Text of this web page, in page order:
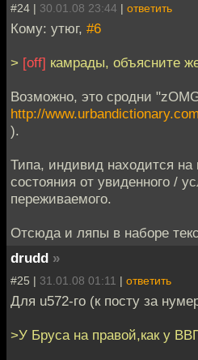
#24 | 30.01.08 23:44 | ответить
Кому: утюг, #6
> [off] камрады, объясните
Возможно, это сродни
http://
).
Типа, индивид находится на
состояния от увиденного /
переживаемого.
Отсюда и ляпы в наборе
drudd »
#25 | 31.01.08 01:11 | ответить
Для u572-го (к посту за
>У Бруса на правой,как у